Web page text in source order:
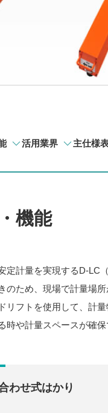
活用業界 主仕様
機能
定計量を実現するD-LC
のため、現場で計量場
リフトを使用して、計
時や計量スペースが確
わせ式はかり